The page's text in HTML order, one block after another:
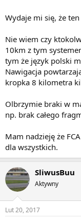
Wydaje mi się, że ten
Nie wiem czy
10km z tym
tym że język polski
Nawigacja
kropka 8 kilometra
Olbrzymie braki w
np. brak całego
Mam nadzieję że
dla wszystkich.
SliwusBuu
Aktywny
Lut 20, 2017